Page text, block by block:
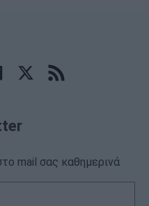
mail σας καθημερινά